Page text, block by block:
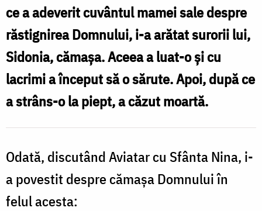
Foto:
Magda
Buftea
ce a adeverit cuvântul mamei sale despre
răstignirea Domnului, i-a arătat surorii lui,
Sidonia, cămaşa. Aceea a luat-o şi cu
lacrimi a început să o sărute. Apoi, după ce
a strâns-o la piept, a căzut moartă.
Odată, discutând Aviatar cu Sfânta Nina, i-
a povestit despre cămaşa Domnului în
felul acesta: